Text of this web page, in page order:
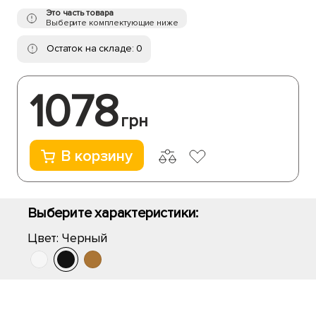
Это часть товара
Выберите комплектующие ниже
Остаток на складе: 0
1078грн
В корзину
Выберите характеристики:
Цвет: Черный